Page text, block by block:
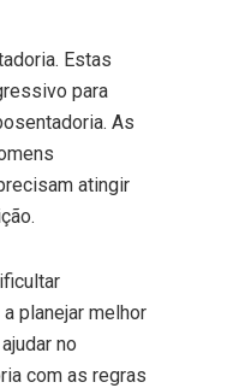
Estas
para
As
atingir
planejar melhor
no
com as regras